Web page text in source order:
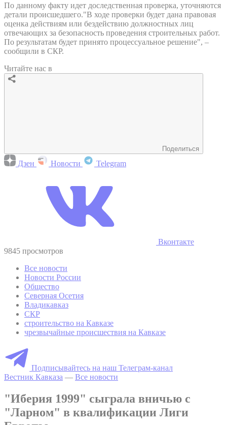
По данному факту идет доследственная проверка, уточняются
детали происшедшего."В ходе проверки будет дана правовая
оценка действиям или бездействию должностных лиц
отвечающих за безопасность проведения строительных работ.
По результатам будет принято процессуальное решение", –
сообщили в СКР.
Читайте нас в
Поделиться
Дзен Новости Telegram
Вконтакте
9845 просмотров
Все новости
Новости России
Общество
Северная Осетия
Владикавказ
СКР
строительство на Кавказе
чрезвычайные происшествия на Кавказе
Подписывайтесь на наш Телеграм-канал
Вестник Кавказа — Все новости
"Иберия 1999" сыграла вничью с
"Ларном" в квалификации Лиги